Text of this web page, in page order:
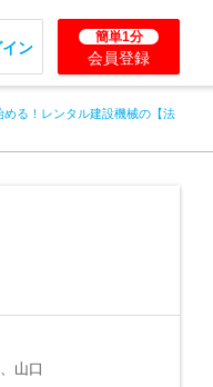
イン
簡単1分
会員登録
める！レンタル建設機械の【法
山口